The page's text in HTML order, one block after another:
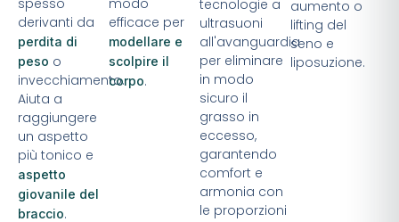
spesso
derivanti da
perdita di
peso o
invecchiamento.
Aiuta a
raggiungere
un aspetto
più tonico e
aspetto
giovanile del
braccio.
modo
efficace per
modellare e
scolpire il
corpo.
tecnologie a
ultrasuoni
all'avanguardia
per eliminare
in modo
sicuro il
grasso in
eccesso,
garantendo
comfort e
armonia con
le proporzioni
aumento o
lifting del
seno e
liposuzione.